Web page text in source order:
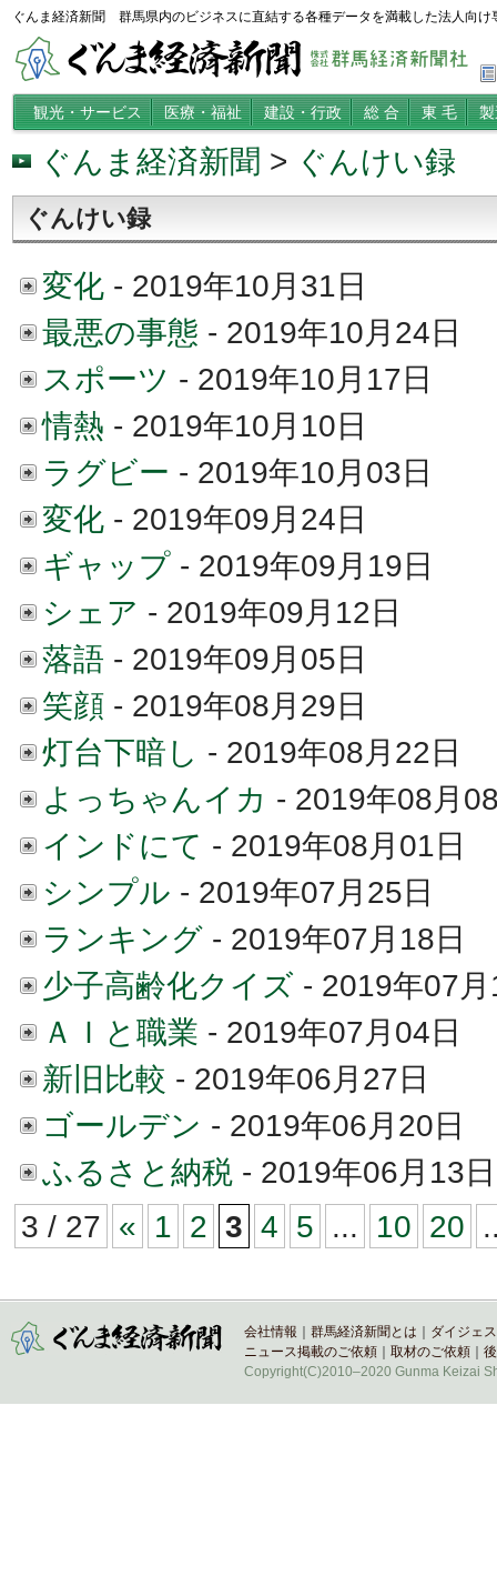
ぐんま経済新聞 群馬県内のビジネスに直結する各種データを満載した法人向け
観光・サービス 医療・福祉 建設・行政 総 合 東 毛
ぐんま経済新聞 > ぐんけい録
ぐんけい録
変化 - 2019年10月31日
最悪の事態 - 2019年10月24日
スポーツ - 2019年10月17日
情熱 - 2019年10月10日
ラグビー - 2019年10月03日
変化 - 2019年09月24日
ギャップ - 2019年09月19日
シェア - 2019年09月12日
落語 - 2019年09月05日
笑顔 - 2019年08月29日
灯台下暗し - 2019年08月22日
よっちゃんイカ - 2019年08月
インドにて - 2019年08月01日
シンプル - 2019年07月25日
ランキング - 2019年07月18日
少子高齢化クイズ - 2019年07
ＡＩと職業 - 2019年07月04日
新旧比較 - 2019年06月27日
ゴールデン - 2019年06月20日
ふるさと納税 - 2019年06月13日
3 / 27 « 1 2 3 4 5 ... 10 20
会社情報 群馬経済新聞とは
ダイジェ
ニュース掲載のご依頼
取材のご依頼
Copyright(C)2010–2020 Gunma Keizai